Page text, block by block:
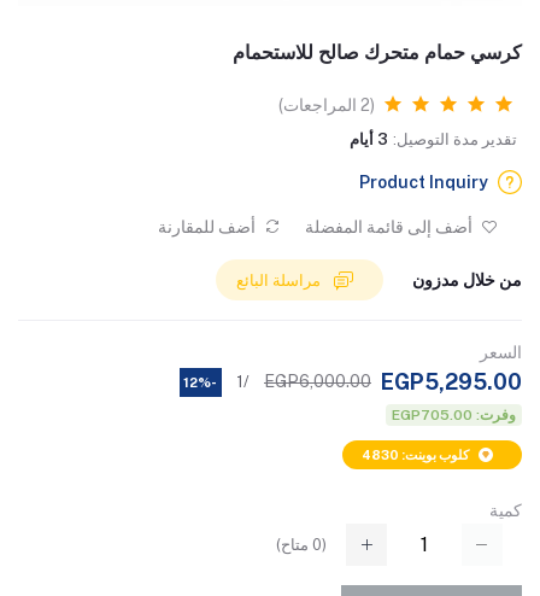
كرسي حمام متحرك صالح للاستحمام
(2 المراجعات)
تقدير مدة التوصيل: 3 أيام
Product Inquiry
أضف إلى قائمة المفضلة أضف للمقارنة
من خلال مدزون
السعر
EGP5,295.00
EGP6,000.00
/1
-12%
وفرت: EGP705.00
كلوب بوينت: 4830
كمية
(
0 متاح)